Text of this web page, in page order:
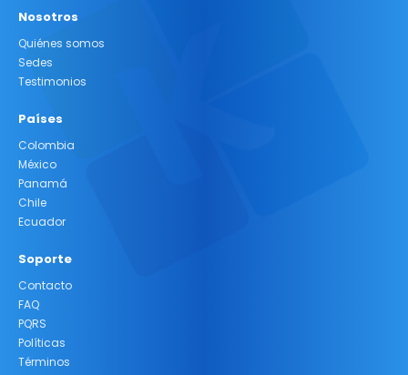
Nosotros
Quiénes somos
Sedes
Testimonios
Países
Colombia
México
Panamá
Chile
Ecuador
Soporte
Contacto
FAQ
PQRS
Políticas
Términos